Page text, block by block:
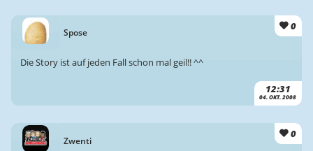
Spose
0
12:31
04. OKT. 2008
Die Story ist auf jeden Fall schon mal geil!! ^^
Zwenti
0